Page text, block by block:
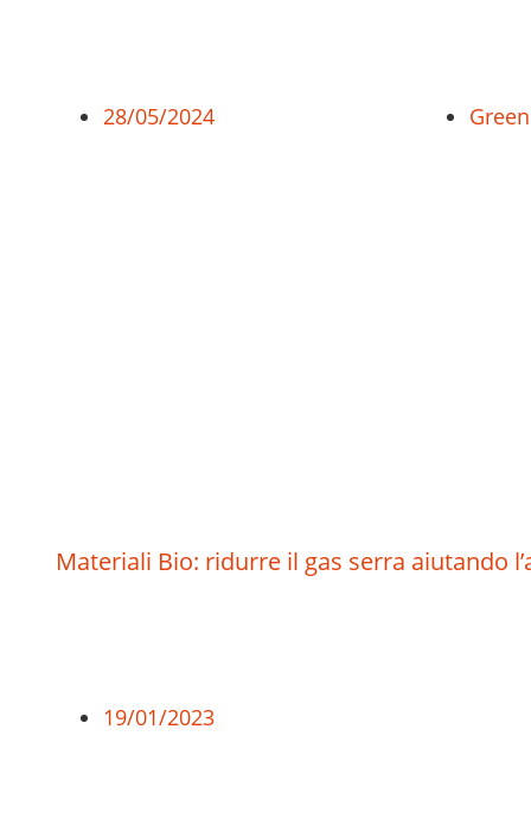
28/05/2024
Materiali Bio: ridurre il gas serra aiutando
19/01/2023